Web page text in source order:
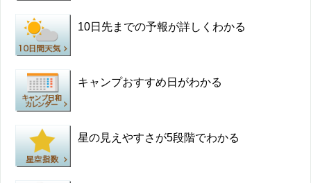
10日先までの予報が詳しくわかる
キャンプおすすめ日がわかる
星の見えやすさが5段階でわかる